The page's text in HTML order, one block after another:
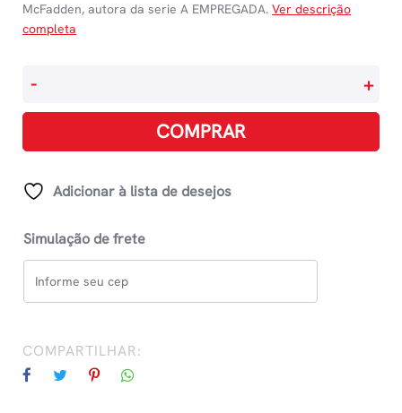
McFadden, autora da serie A EMPREGADA. Ver descrição
completa
quantidade
- +
COMPRAR
Adicionar à lista de desejos
Simulação de frete
COMPARTILHAR: